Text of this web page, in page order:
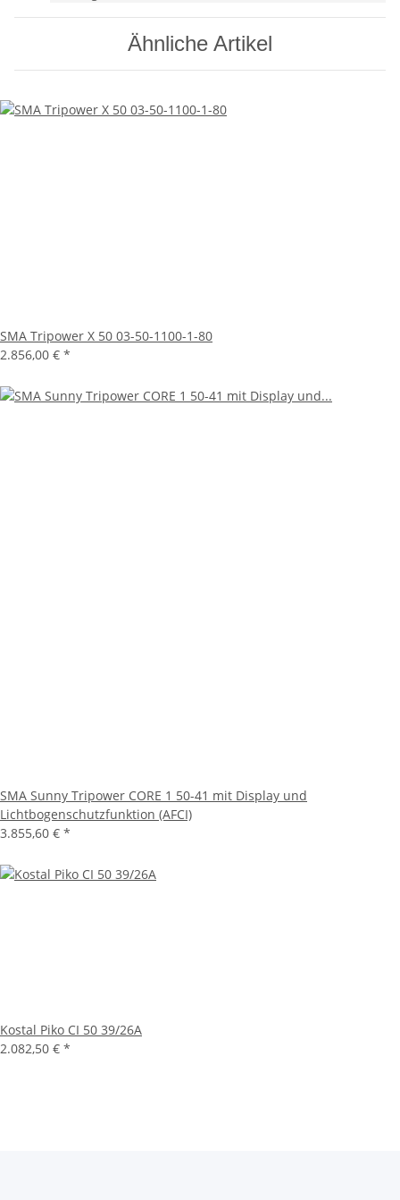
Ähnliche Artikel
SMA Tripower X 50 03-50-1100-1-80
2.856,00 € *
SMA Sunny Tripower CORE 1 50-41 mit Display und
Lichtbogenschutzfunktion (AFCI)
3.855,60 € *
Kostal Piko CI 50 39/26A
2.082,50 € *